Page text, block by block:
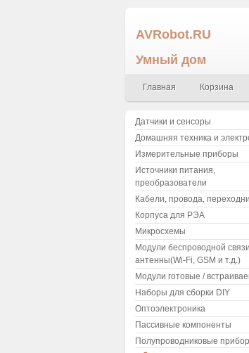
AVRobot.RU
Умный дом
Главная Корзина
Датчики и сенсоры
Домашняя техника и
Измерительные приборы
Источники питания,
преобразователи
Кабели, провода,
Корпуса для РЭА
Микросхемы
Модули беспроводной
антенны(Wi-Fi, GSM и т.д.)
Модули готовые /
Наборы для сборки DIY
Оптоэлектроника
Пассивные компоненты
Полупроводниковые